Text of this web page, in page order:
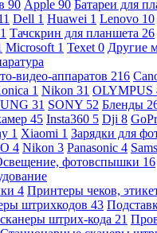
90 Apple 90 Батареи для
Dell 1 Huawei 1 Lenovo 10
1 Тачскрин для планшета 26
Microsoft 1 Texet 0 Другие
видео-аппаратов 216
1 Nikon 31 OLYMPUS
31 SONY 52 Бленды
45 Insta360 5 Dji 8
1 Xiaomi 1 Зарядки для
4 Nikon 3 Panasonic 4
фотовспышки 16
4 Принтеры чеков,
штрихкодов 43
штрих-кода 21